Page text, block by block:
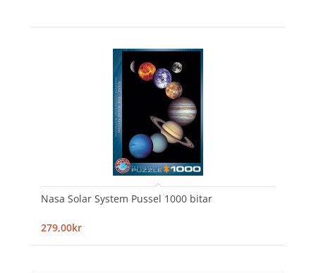
Nasa Solar System Pussel 1000 bitar
279,00kr